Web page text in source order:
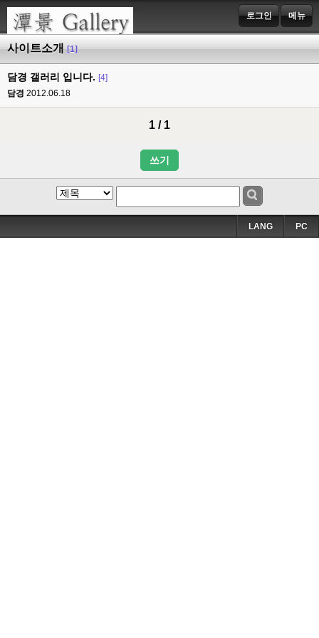
로그인 메뉴
사이트소개 [1]
담경 갤러리 입니다. [4]
담경 2012.06.18
1 / 1
쓰기
PC
LANG